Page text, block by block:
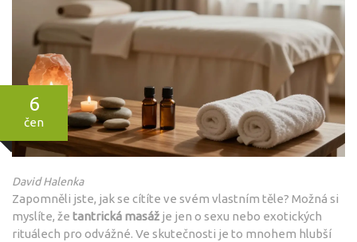
6
čen
David Halenka
Zapomněli jste, jak se cítíte ve svém vlastním těle? Možná si
myslíte, že tantrická masáž je jen o sexu nebo exotických
rituálech pro odvážné. Ve skutečnosti je to mnohem hlubší